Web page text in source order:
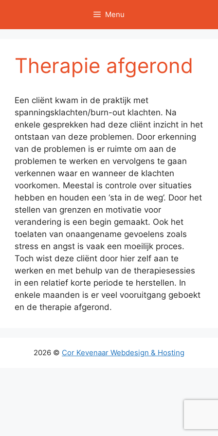
de
Menu
Therapie afgerond
Een cliënt kwam in de praktijk met
spanningsklachten/burn-out klachten. Na
enkele gesprekken had deze cliënt inzicht in het
ontstaan van deze problemen. Door erkenning
van de problemen is er ruimte om aan de
problemen te werken en vervolgens te gaan
verkennen waar en wanneer de klachten
voorkomen. Meestal is controle over situaties
hebben en houden een ‘sta in de weg’. Door het
stellen van grenzen en motivatie voor
verandering is een begin gemaakt. Ook het
toelaten van onaangename gevoelens zoals
stress en angst is vaak een moeilijk proces.
Toch wist deze cliënt door hier zelf aan te
werken en met behulp van de therapiesessies
in een relatief korte periode te herstellen. In
enkele maanden is er veel vooruitgang geboekt
en de therapie afgerond.
2026 © Cor Kevenaar Webdesign & Hosting